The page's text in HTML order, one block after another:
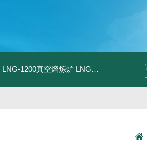
LNG-1200真空熔炼炉 LNG-1200真空热压炉